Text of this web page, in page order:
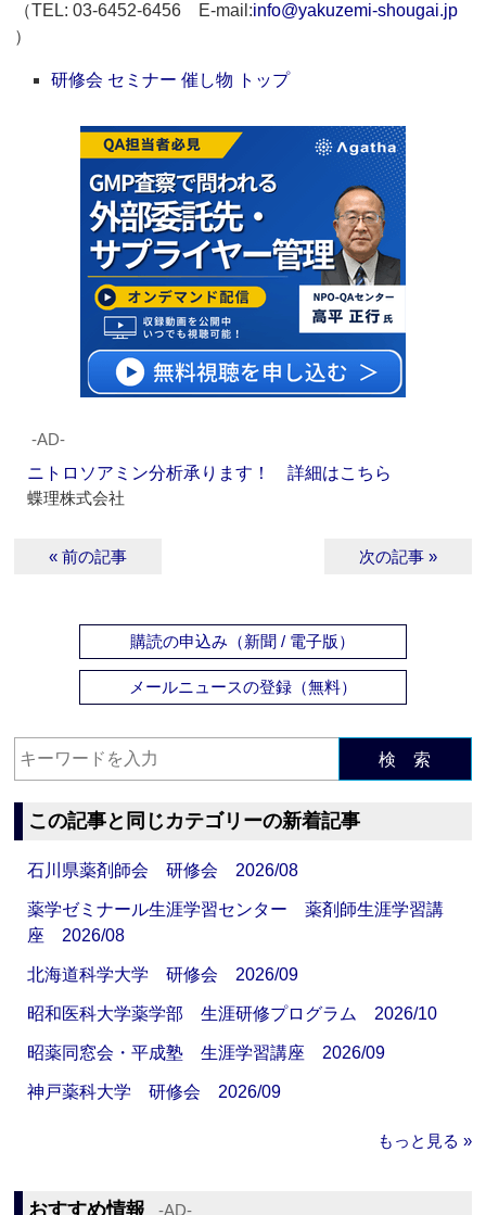
（TEL: 03-6452-6456 E-mail:info@yakuzemi-shougai.jp
）
研修会 セミナー 催し物 トップ
‐AD‐
ニトロソアミン分析承ります！ 詳細はこちら
蝶理株式会社
« 前の記事 次の記事 »
購読の申込み（新聞 / 電子版）
メールニュースの登録（無料）
検 索
この記事と同じカテゴリーの新着記事
石川県薬剤師会 研修会 2026/08
薬学ゼミナール生涯学習センター 薬剤師生涯学習講
座 2026/08
北海道科学大学 研修会 2026/09
昭和医科大学薬学部 生涯研修プログラム 2026/10
昭薬同窓会・平成塾 生涯学習講座 2026/09
神戸薬科大学 研修会 2026/09
もっと見る »
おすすめ情報 ‐AD‐